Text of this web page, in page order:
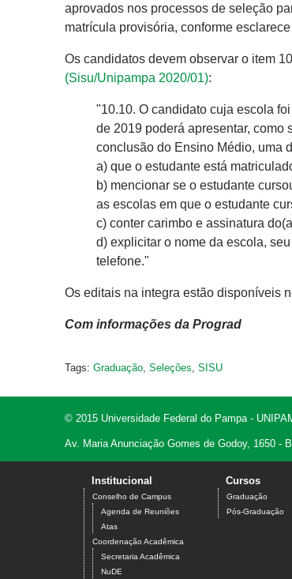
aprovados nos processos de seleção
matrícula provisória, conforme esclarece
Os candidatos devem observar o item
(Sisu/Unipampa 2020/01):
"10.10. O candidato cuja escola
de 2019 poderá apresentar, como
conclusão do Ensino Médio, uma
a) que o estudante está
b) mencionar se o estudante
as escolas em que o estudante
c) conter carimbo e assinatura
d) explicitar o nome da escola,
telefone."
Os editais na integra estão disponíveis
Com informações da Prograd
Tags: Graduação Seleções SISU
© 2015 Universidade Federal do Pampa -
Av. Maria Anunciação Gomes de Godoy, 1650 -
Institucional
Conselho de Campus
Agenda de Reuniões
Atas
Coordenação Acadêmica
Secretaria Acadêmica
NuDE
Cursos
Graduação
Pós-Graduação